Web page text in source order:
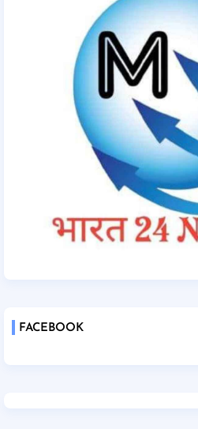
FACEBOOK